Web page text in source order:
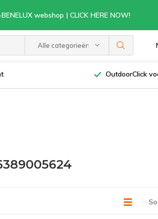
Alle categorieën
webshop | CLICK HERE NOW!
OutdoorClick